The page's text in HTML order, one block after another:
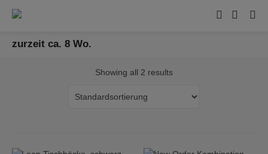
zurzeit ca. 8 Wo.
Showing all 2 results